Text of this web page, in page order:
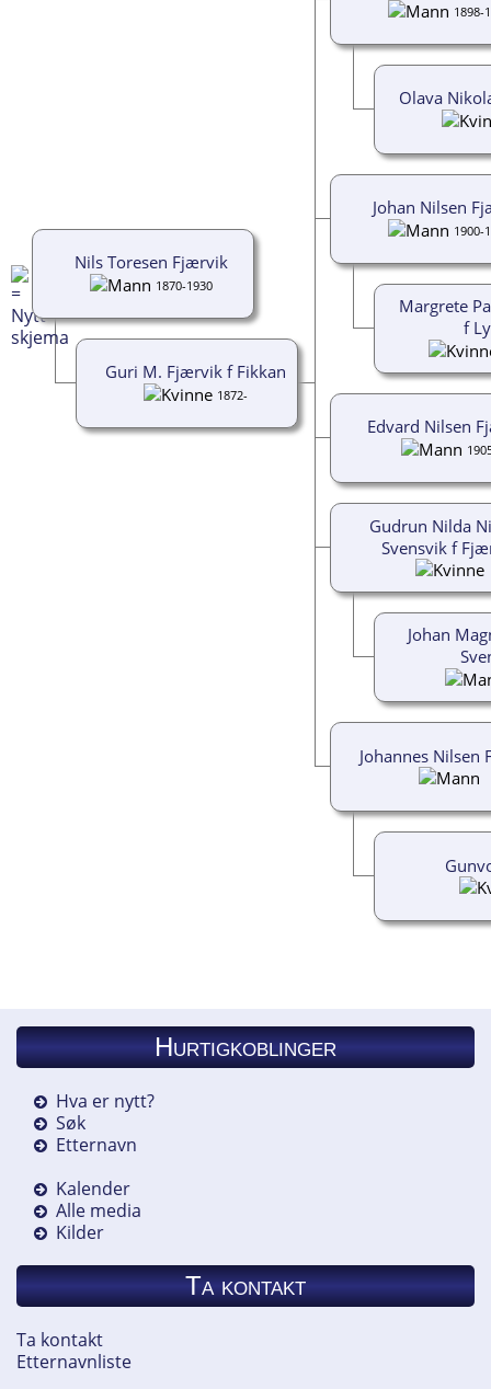
1898-
Olava
Johan Nilsen
1900-
Margrete
f
Edvard Nilsen
Gudrun Nilda
Svensvik f
Johan
Johannes Nilsen
Nils Toresen Fjærvik
1870-1930
Guri M. Fjærvik f Fikkan
1872-
Hurtigkoblinger
Hva er nytt?
Søk
Etternavn
Kalender
Alle media
Kilder
Ta kontakt
Ta kontakt
Etternavnliste